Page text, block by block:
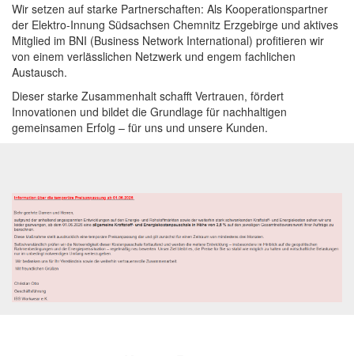
Wir setzen auf starke Partnerschaften: Als Kooperationspartner
der Elektro-Innung Südsachsen Chemnitz Erzgebirge und aktives
Mitglied im BNI (Business Network International) profitieren wir
von einem verlässlichen Netzwerk und engem fachlichen
Austausch.
Dieser starke Zusammenhalt schafft Vertrauen, fördert
Innovationen und bildet die Grundlage für nachhaltigen
gemeinsamen Erfolg – für uns und unsere Kunden.